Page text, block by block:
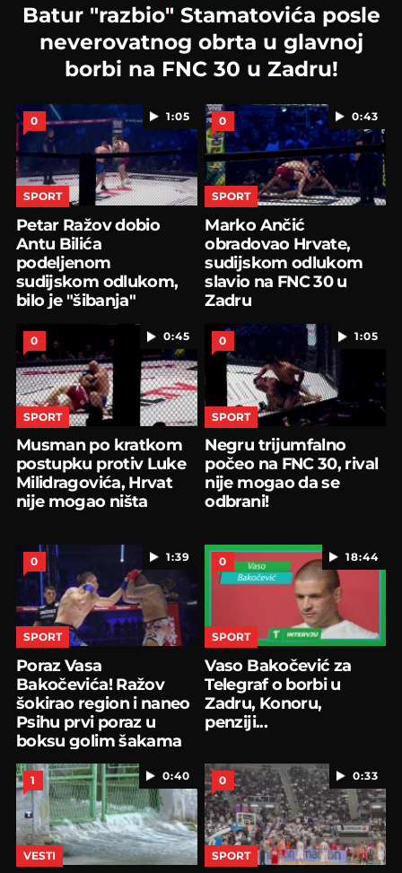
Batur "razbio" Stamatovića posle
neverovatnog obrta u glavnoj
borbi na FNC 30 u Zadru!
1:05
0
SPORT
Petar Ražov dobio
Antu Bilića
podeljenom
sudijskom odlukom,
bilo je "šibanja"
0:43
0
SPORT
Marko Ančić
obradovao Hrvate,
sudijskom odlukom
slavio na FNC 30 u
Zadru
0:45
0
SPORT
Musman po kratkom
postupku protiv Luke
Milidragovića, Hrvat
nije mogao ništa
1:05
0
SPORT
Negru trijumfalno
počeo na FNC 30, rival
nije mogao da se
odbrani!
1:39
0
SPORT
Poraz Vasa
Bakočevića! Ražov
šokirao region i naneo
Psihu prvi poraz u
boksu golim šakama
18:44
0
SPORT
Vaso Bakočević za
Telegraf o borbi u
Zadru, Konoru,
penziji...
0:40
1
VESTI
0:33
0
SPORT